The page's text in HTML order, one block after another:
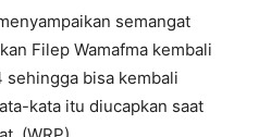
semangat
Filep Wamafma kembali
bisa kembali
kata itu diucapkan saat